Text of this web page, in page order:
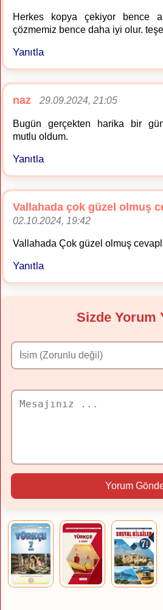
Herkes kopya çekiyor bence
çözmemiz bence daha iyi olur.
Yanıtla
naz 29.09.2024, 21:05
Bugün gerçekten harika bir
mutlu oldum.
Yanıtla
Vallahada çok güzel olmuş
02.10.2024, 19:42
Vallahada Çok güzel olmuş
Yanıtla
Sizde Yorum
Yorum